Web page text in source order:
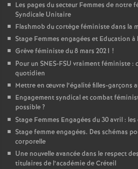
Les pages du secteur Femmes de notre
Syndicale Unitaire
Flashmob du cortège féministe dans la
Stage Femmes engagées et Education à
Grève féministe du 8 mars 2021 !
Pour un SNES-FSU vraiment féministe :
quotidien
Mettre en œuvre l’égalité filles-garçons
Engagement syndical et combat
possible?
Stage Femmes Engagées du 30 avril :
Stage femme engagées. Des schémas
corporelle
Une nouvelle avancée dans le respect
titulaires de l’académie de Créteil